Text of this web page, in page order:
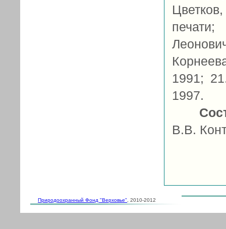
1991;
1997.
В.В.
Природоохранный Фонд "Верховье" , 2010-2012